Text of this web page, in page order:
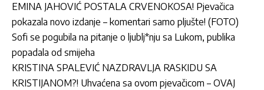
EMINA JAHOVIĆ POSTALA CRVENOKOSA! Pjevačica
pokazala novo izdanje – komentari samo pljušte! (FOTO)
Sofi se pogubila na pitanje o ljublj*nju sa Lukom, publika
popadala od smijeha
KRISTINA SPALEVIĆ NAZDRAVLJA RASKIDU SA
KRISTIJANOM?! Uhvaćena sa ovom pjevačicom – OVAJ